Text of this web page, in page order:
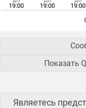
19:00
19:00
19:00
Показать
Являетесь